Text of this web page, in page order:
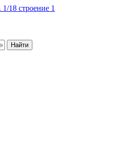
18 строение 1
Найти